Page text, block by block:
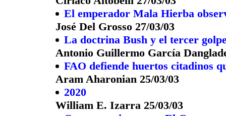
El emperador Mala Hierba
José Del Grosso 27/03/03
La doctrina Bush y el tercer
Antonio Guillermo García
FAO defiende huertos citadinos
Aram Aharonian 25/03/03
2020
William E. Izarra 25/03/03